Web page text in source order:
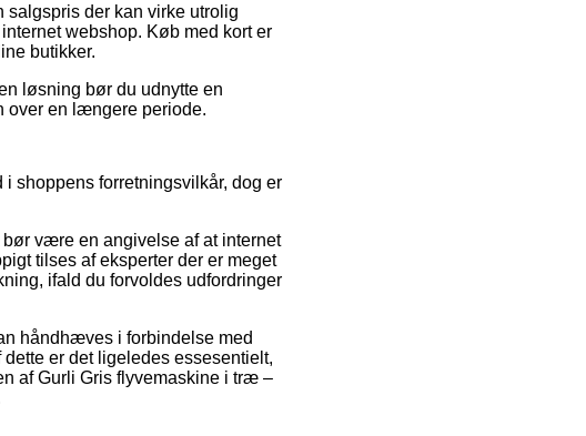
salgspris der kan virke utrolig
webshop. Køb med kort er
butikker.
løsning bør du udnytte en
over en længere periode.
shoppens forretningsvilkår, dog er
være en angivelse af at internet
tilses af eksperter der er meget
ifald du forvoldes udfordringer
håndhæves i forbindelse med
er det ligeledes essesentielt,
af Gurli Gris flyvemaskine i træ –